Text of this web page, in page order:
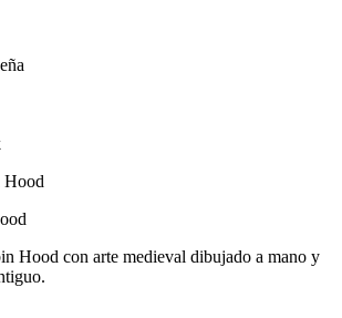
Hood con arte medieval dibujado a mano y